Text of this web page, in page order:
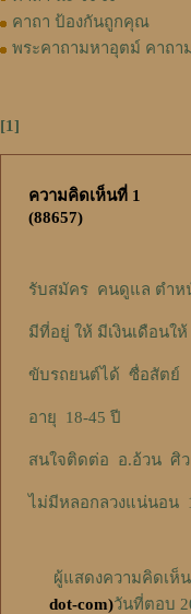
คาถา ป้องกันถูกคุณ
พระคาถามหาอุตม์ คาถา
[1]
ความคิดเห็นที่ 1
(88657)
รับสมัคร คนดูแล ตำห
มีที่อยู่ ให้ มีเงินเดือนใ
ขับรถยนต์ได้ ซื่อสัตย์
อายุ 18-45 ปี
สนใจติดต่อ อ.อ้วน ศิว
ไม่มีหลอกลวงแน่นอน
ผู้แสดงความคิดเห็น
dot-com)วันที่ตอบ